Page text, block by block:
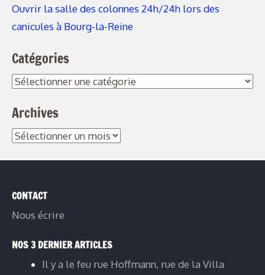
Ouvrir la salle des colonnes 24h/24h lors des
canicules à Bourg-la-Reine
Catégories
Catégories
Archives
Archives
CONTACT
Nous écrire
NOS 3 DERNIER ARTICLES
Il y a le feu rue Hoffmann, rue de la Villa